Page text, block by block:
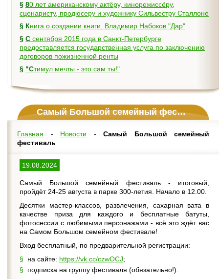
§ 80 лет американскому актёру, кинорежиссёру,
сценаристу, продюсеру и художнику Сильвестру Сталлоне
§
Книга о создании книги. Владимир Набоков "Дар"
§ С сентября 2015 года в Санкт-Петербурге
предоставляется государственная услуга по заключению
договоров пожизненной ренты
§
"Стимул мечты - это сам ты!"
Самый Большой семейный фестиваль
Главная - Новости - Самый Большой семейный
фестиваль
19.08.2024
Самый Большой семейный фестиваль - итоговый,
пройдёт 24-25 августа в парке 300-летия. Начало в 12.00.
Десятки мастер-классов, развлечения, сахарная вата в
качестве приза для каждого и бесплатные батуты,
фотосессии с любимыми персонажами - всё это ждёт вас
на Самом Большом семейном фестивале!
Вход бесплатный, по предварительной регистрации:
на сайте: https://vk.cc/czwOCJ;
подписка на группу фестиваля (обязательно!).